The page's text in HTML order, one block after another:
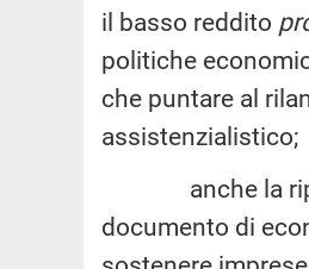
il basso reddito
politiche
che puntare al
assistenzialistico;
anche la
documento di